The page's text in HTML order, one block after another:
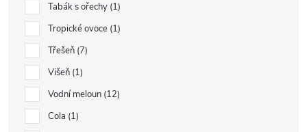
Tabák s ořechy 1
Tropické ovoce 1
Třešeň 7
Višeň 1
Vodní meloun 12
Cola 1